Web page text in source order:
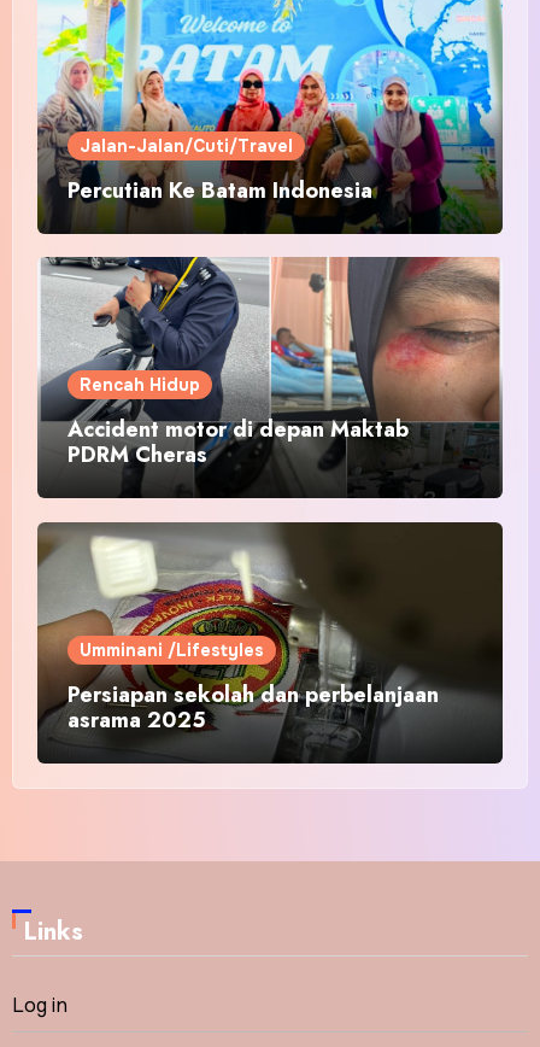
Jalan-Jalan/Cuti/Travel
Percutian Ke Batam Indonesia
Rencah Hidup
Accident motor di depan Maktab
PDRM Cheras
Umminani /Lifestyles
Persiapan sekolah dan perbelanjaan
asrama 2025
Links
Log in